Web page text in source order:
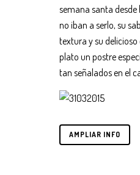
semana santa desde
no iban a serlo, su
textura y su
plato un postre
tan señalados en el
AMPLIAR INFO